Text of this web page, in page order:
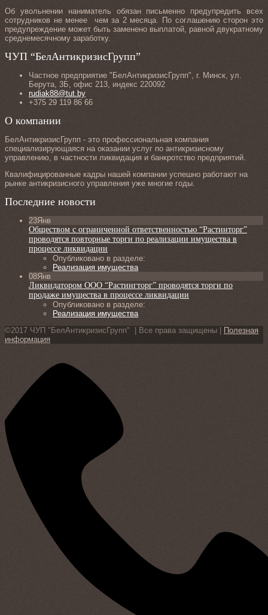
Об увольнении наниматель обязан письменно предупредить всех
сотрудников не менее чем за 2 месяца. По соглашению сторон это
предупреждение может быть заменено выплатой, равной двукратному
среднемесячному заработку.
ЧУП “БелАнтикризисГрупп”
Частное предприятие "БелАнтикризисГрупп", г. Минск, ул.
Берута, 3Б, офис 213, индекс 220092
rudiak88@tut.by
+375 29 119 86 66
О компании
БелАнтикризисГрупп - это профессиональная компания
специализирующаяся на оказании услуг по антикризисному
управлению, в частности ликвидация и банкротство предприятий.
Квалифицированные кадры нашей компании успешно работают на
рынке антикризисного управления уже многие годы.
Последние новости
23Янв
Обществом с ограниченной ответственностью “Растинторг”
проводятся повторные торги по реализации имущества в
процессе ликвидации
Опубликовано в разделе:
Реализация имущества
08Янв
Ликвидатором ООО “Растингторг” проводятся торги по
продаже имущества в процессе ликвидации
Опубликовано в разделе:
Реализация имущества
©2017 ЧУП "БелАнтикризисГрупп" | Все права защищены |
Полезная
информация